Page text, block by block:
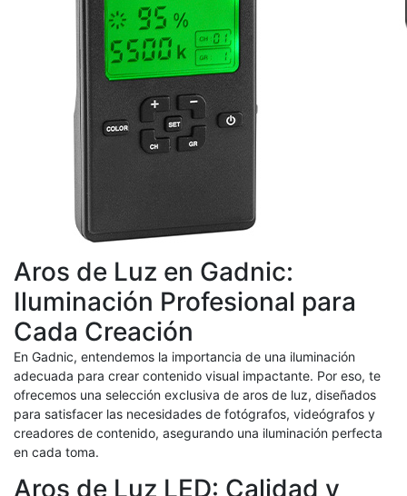
Aros de Luz en Gadnic:
Iluminación Profesional para
Cada Creación
En Gadnic, entendemos la importancia de una iluminación
adecuada para crear contenido visual impactante. Por eso, te
ofrecemos una selección exclusiva de aros de luz, diseñados
para satisfacer las necesidades de fotógrafos, videógrafos y
creadores de contenido, asegurando una iluminación perfecta
en cada toma.
Aros de Luz LED: Calidad y